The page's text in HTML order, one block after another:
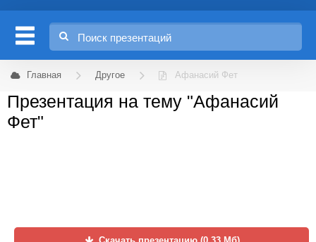
Главная Другое Афанасий Фет
Презентация на тему "Афанасий
Фет"